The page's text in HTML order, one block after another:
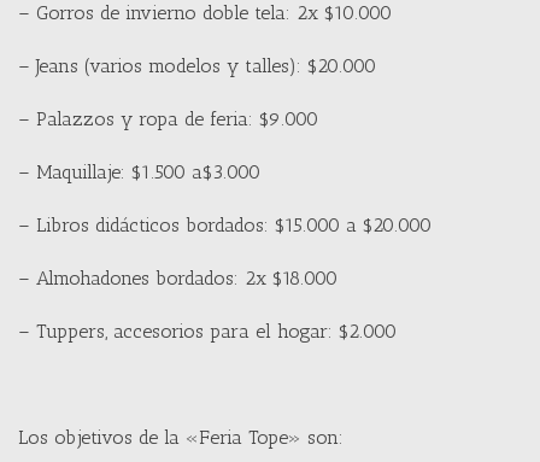
– Gorros de invierno doble tela: 2x $10.000
– Jeans (varios modelos y talles): $20.000
– Palazzos y ropa de feria: $9.000
– Maquillaje: $1.500 a$3.000
– Libros didácticos bordados: $15.000 a $20.000
– Almohadones bordados: 2x $18.000
– Tuppers, accesorios para el hogar: $2.000
Los objetivos de la «Feria Tope» son: